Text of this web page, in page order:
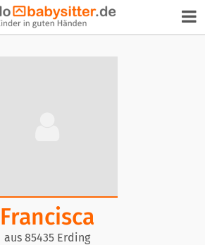
Francisca
aus 85435 Erding